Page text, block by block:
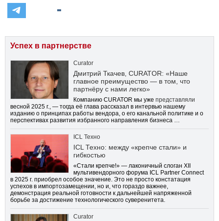
Успех в партнерстве
Curator
Дмитрий Ткачев, CURATOR: «Наше
главное преимущество — в том, что
партнёру с нами легко»
Компанию CURATOR мы уже представляли
весной 2025 г., — тогда её глава рассказал в интервью нашему
изданию о принципах работы вендора, о его канальной политике и о
перспективах развития избранного направления бизнеса …
ICL Техно
ICL Техно: между «крепче стали» и
гибкостью
«Стали крепче!» — лаконичный слоган XII
мультивендорного форума ICL Partner Connect
в 2025 г. приобрел особое значение. Это не просто констатация
успехов в импортозамещении, но и, что гораздо важнее,
демонстрация реальной готовности к дальнейшей напряженной
борьбе за достижение технологического суверенитета.
Curator